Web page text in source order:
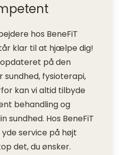
hos BeneFiT
klar til at hjælpe dig!
på den
sundhed, fysioterapi,
kan vi altid tilbyde
behandling og
sundhed. Hos BeneFiT
service på højt
det, du ønsker.